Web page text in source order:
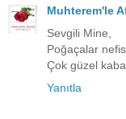
Muhterem'le
Sevgili Mine,
Poğaçalar
Çok güzel
Yanıtla